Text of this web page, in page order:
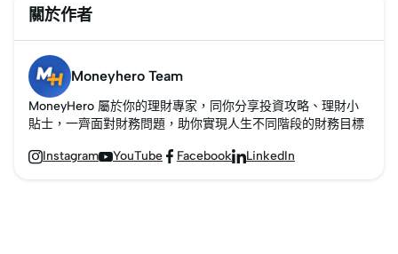
關於作者
Moneyhero Team
MoneyHero 屬於你的理財專家，同你分享投資攻略、理財小
貼士，一齊面對財務問題，助你實現人生不同階段的財務目標
InstagramYouTube  FacebookLinkedIn